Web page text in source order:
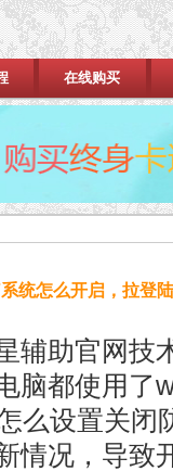
在线购买
统怎么开启，拉登
助官网技
脑都使用了
么设置关闭
情况，导致